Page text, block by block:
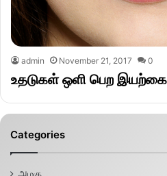
admin November 21, 2017 0
உதடுகள் ஒளி பெற
Categories